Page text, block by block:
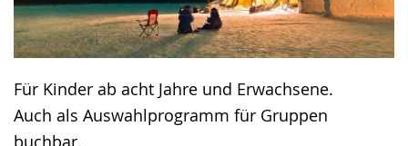
Für Kinder ab acht Jahre und Erwachsene.
Auch als Auswahlprogramm für Gruppen
buchbar.